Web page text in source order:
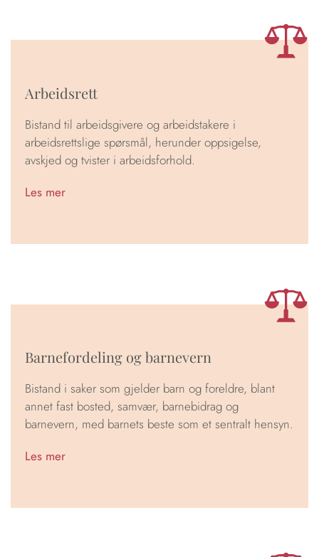
Arbeidsrett
Bistand til arbeidsgivere og arbeidstakere i
arbeidsrettslige spørsmål, herunder oppsigelse,
avskjed og tvister i arbeidsforhold.
Les mer
Barnefordeling og barnevern
Bistand i saker som gjelder barn og foreldre, blant
annet fast bosted, samvær, barnebidrag og
barnevern, med barnets beste som et sentralt hensyn.
Les mer